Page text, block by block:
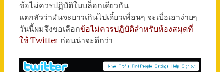
ข้อไม่ควรปฏิบัติในบล็อกเดียวกัน
แต่กลัวว่ามันจะยาวเกินไปเดี๋ยวเพื่อนๆ จะเบื่อเอาง่ายๆ
วันนี้ผมจึงขอเลือกข้อไม่ควรปฏิบัติสำหรับห้องสมุดที่
ใช้ Twitter ก่อนน่าจะดีกว่า